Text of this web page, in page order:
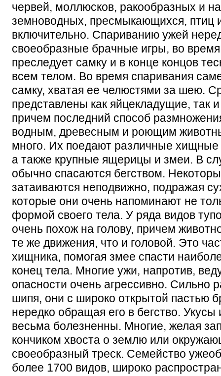
червей, моллюсков, ракообразных и
земноводных, пресмыкающихся, птиц
включительно. Спариванию ужей
своеобразные брачные игры, во
преследует самку и в конце концов
всем телом. Во время спаривания
самку, хватая ее челюстями за шею.
представлены как яйцекладущие, так
причем последний способ
водным, древесным и роющим
много. Их поедают различные
а также крупные ящерицы и змеи. В
обычно спасаются бегством.
затаиваются неподвижно, подражая
которые они очень напоминают не
формой своего тела. У ряда видов
очень похож на голову, причем
те же движения, что и головой. Это
хищника, помогая змее спасти
конец тела. Многие ужи, напротив,
опасности очень агрессивно. Сильно
шипя, они с широко открытой пастью
нередко обращая его в бегство.
весьма болезненны. Многие, желая
кончиком хвоста о землю или
своеобразный треск. Семейство
более 1700 видов, широко